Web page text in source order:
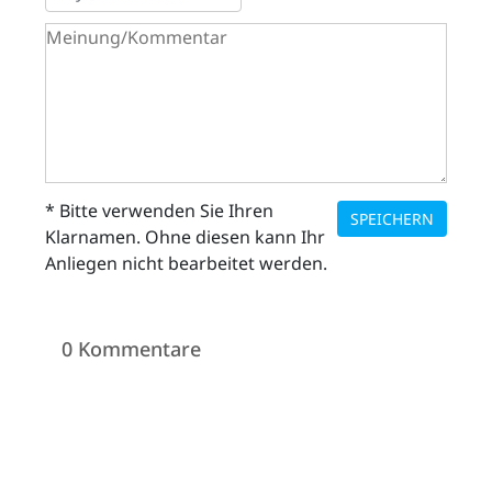
SPEICHERN
* Bitte verwenden Sie Ihren
Klarnamen. Ohne diesen kann Ihr
Anliegen nicht bearbeitet werden.
0 Kommentare